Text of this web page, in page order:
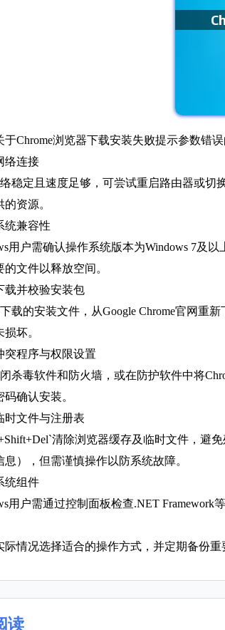
于Chrome浏览器下载安装失败提示参数错
络连接
稳定且速度足够，可尝试重启路由器或切
资源。
统兼容性
用户需确认操作系统版本为Windows 7及
的文件以释放空间。
载并校验安装包
载的安装文件，从Google Chrome官网重
坏。
突程序与权限设置
杀毒软件和防火墙，或在防护软件中将
确认安装。
时文件与注册表
清除浏览器缓存及临时文件，避
息），但需谨慎操作以防系统故障。
统组件
用户需通过控制面板检查.NET Framework
际情况选择适合的操作方式，并定期备份重
读